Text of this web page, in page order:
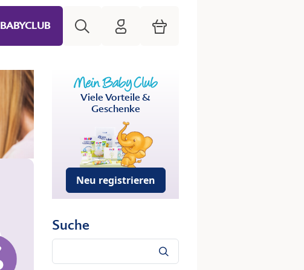
BABYCLUB HiPP Mein Babyclub
Warenkorb
Viele Vorteile &
Geschenke
Neu registrieren
Suche